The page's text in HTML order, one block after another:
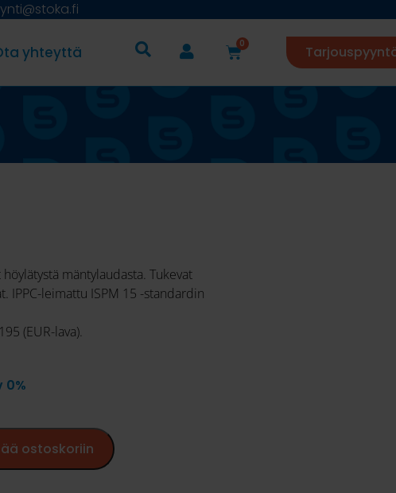
yhteyttä 0
höylätystä mäntylaudasta. Tukevat
IPPC-leimattu ISPM 15 -standardin
(EUR-lava).
0%
ostoskoriin